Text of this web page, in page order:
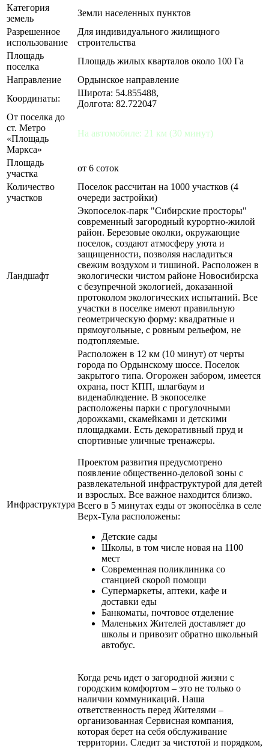
Категория
земель
Земли населенных пунктов
Разрешенное
использование
Для индивидуального жилищного
строительства
Площадь
поселка
Площадь жилых кварталов около 100 Га
Направление
Ордынское направление
Координаты:
Широта: 54.855488,
Долгота: 82.722047
От поселка до
ст. Метро
«Площадь
Маркса»
На автомобиле: 21 км (30 минут)
Площадь
участка
от 6 соток
Количество
участков
Поселок рассчитан на 1000 участков (4
очереди застройки)
Ландшафт
Экопоселок-парк "Сибирские просторы"
современный загородный курортно-жилой
район. Березовые околки, окружающие
поселок, создают атмосферу уюта и
защищенности, позволяя насладиться
свежим воздухом и тишиной. Расположен в
экологически чистом районе Новосибирска
с безупречной экологией, доказанной
протоколом экологических испытаний. Все
участки в поселке имеют правильную
геометрическую форму: квадратные и
прямоугольные, с ровным рельефом, не
подтопляемые.
Инфраструктура
Расположен в 12 км (10 минут) от черты
города по Ордынскому шоссе. Поселок
закрытого типа. Огорожен забором, имеется
охрана, пост КПП, шлагбаум и
виденаблюдение. В экопоселке
расположены парки с прогулочными
дорожками, скамейками и детскими
площадками. Есть декоративный пруд и
спортивные уличные тренажеры.
Проектом развития предусмотрено
появление общественно-деловой зоны с
развлекательной инфраструктурой для детей
и взрослых. Все важное находится близко.
Всего в 5 минутах езды от экопосёлка в селе
Верх-Тула расположены:
Детские сады
Школы, в том числе новая на 1100
мест
Современная поликлиника со
станцией скорой помощи
Супермаркеты, аптеки, кафе и
доставки еды
Банкоматы, почтовое отделение
Маленьких Жителей доставляет до
школы и привозит обратно школьный
автобус.
Когда речь идет о загородной жизни с
городским комфортом – это не только о
наличии коммуникаций. Наша
ответственность перед Жителями –
организованная Сервисная компания,
которая берет на себя обслуживание
территории. Следит за чистотой и порядком,